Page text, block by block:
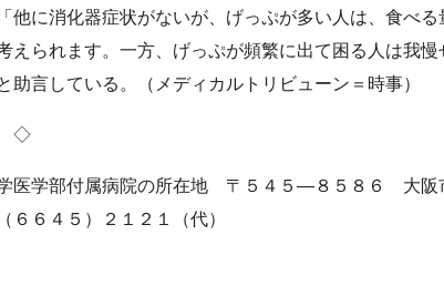
他に消化器症状がないが、げっぷが多い人は、食べる
えられます。一方、げっぷが頻繁に出て困る人は我
助言している。（メディカルトリビューン＝時事）
医学部付属病院の所在地 〒５４５―８５８６ 大阪
６４５）２１２１（代）